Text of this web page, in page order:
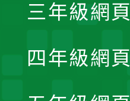
三年級網頁
四年級網頁